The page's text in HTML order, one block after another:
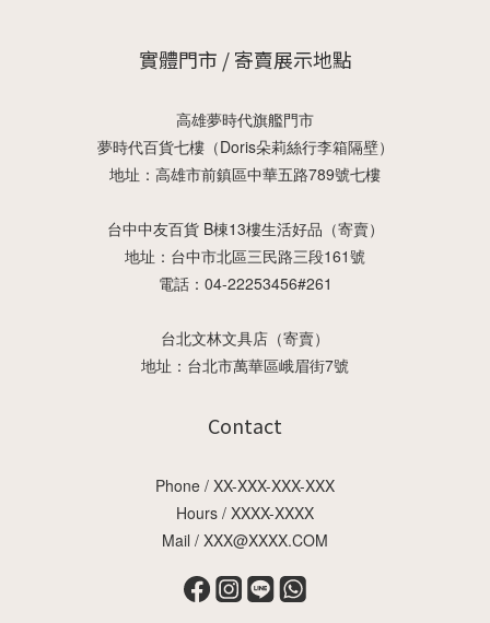
實體門市 / 寄賣展示地點
高雄夢時代旗艦門市
夢時代百貨七樓（Doris朵莉絲行李箱隔壁）
地址：高雄市前鎮區中華五路789號七樓
台中中友百貨 B棟13樓生活好品（寄賣）
地址：台中市北區三民路三段161號
電話：04-22253456#261
台北文林文具店（寄賣）
地址：台北市萬華區峨眉街7號
Contact
Phone / XX-XXX-XXX-XXX
Hours / XXXX-XXXX
Mail / XXX@XXXX.COM